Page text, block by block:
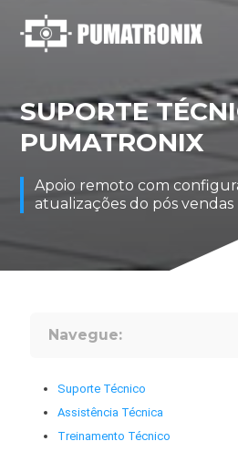
SUPORTE
PUMATRONIX
Apoio remoto com
atualizações do pós vendas
Navegue:
Suporte Técnico
Assistência Técnica
Treinamento Técnico